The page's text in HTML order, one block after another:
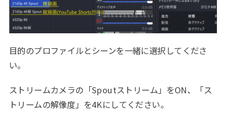
目的のプロファイルとシーンを一緒に選択してくださ
い。
ストリームカメラの「Spoutストリーム」をON、「ス
トリームの解像度」を4Kにしてください。